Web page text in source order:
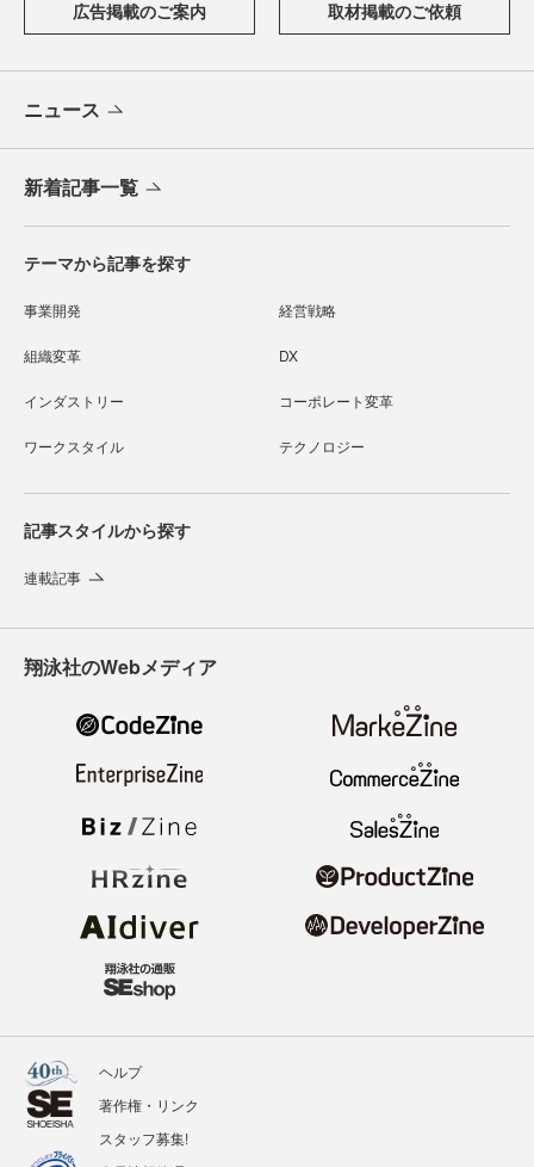
広告掲載のご案内 取材掲載のご依頼
ニュース
新着記事一覧
テーマから記事を探す
事業開発 経営戦略
組織変革 DX
インダストリー コーポレート変革
ワークスタイル テクノロジー
記事スタイルから探す
連載記事
翔泳社のWebメディア
ヘルプ
著作権・リンク
スタッフ募集!